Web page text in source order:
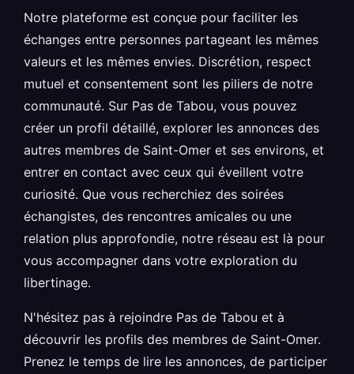
Notre plateforme est conçue pour faciliter les
échanges entre personnes partageant les mêmes
valeurs et les mêmes envies. Discrétion, respect
mutuel et consentement sont les piliers de notre
communauté. Sur Pas de Tabou, vous pouvez
créer un profil détaillé, explorer les annonces des
autres membres de Saint-Omer et ses environs, et
entrer en contact avec ceux qui éveillent votre
curiosité. Que vous recherchiez des soirées
échangistes, des rencontres amicales ou une
relation plus approfondie, notre réseau est là pour
vous accompagner dans votre exploration du
libertinage.
N'hésitez pas à rejoindre Pas de Tabou et à
découvrir les profils des membres de Saint-Omer.
Prenez le temps de lire les annonces, de participer